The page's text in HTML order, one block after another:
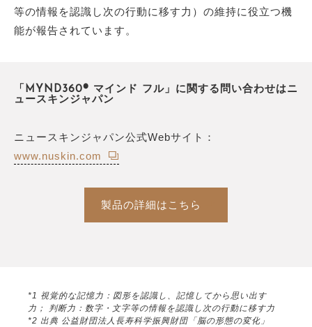
等の情報を認識し次の行動に移す力）の維持に役立つ機
能が報告されています。
「MYND360® マインド フル」に関する問い合わせはニ
ュースキンジャパン
ニュースキンジャパン公式Webサイト：
www.nuskin.com
製品の詳細はこちら
*1 視覚的な記憶力：図形を認識し、記憶してから思い出す
力； 判断力：数字・文字等の情報を認識し次の行動に移す力
*2 出典 公益財団法人長寿科学振興財団「脳の形態の変化」